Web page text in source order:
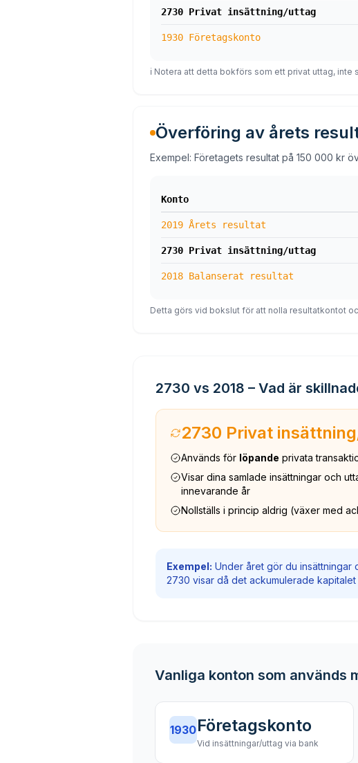
2730 Privat insättning/uttag
1930 Företagskonto
ℹ️ Notera att detta bokförs som ett privat uttag, inte
Överföring av årets
Exempel: Företagets resultat på 150 000 kr
Konto
2019 Årets resultat
2730 Privat insättning/uttag
2018 Balanserat resultat
Detta görs vid bokslut för att nolla resultatkontot
2730 vs 2018 – Vad är
2730 Privat
Används för löpande privata
Visar dina samlade insättningar och
innevarande år
Nollställs i princip aldrig (växer med
Exempel: Under året gör du insättningar
2730 visar då det ackumulerade kapitalet
Vanliga konton som används
1930Företagskonto
Vid insättningar/uttag via bank